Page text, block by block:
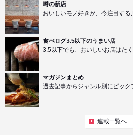
噂の新店
おいしいモノ好きが、今注目する
食べログ3.5以下のうまい店
3.5以下でも、おいしいお店はた
マガジンまとめ
過去記事からジャンル別にピック
連載一覧へ